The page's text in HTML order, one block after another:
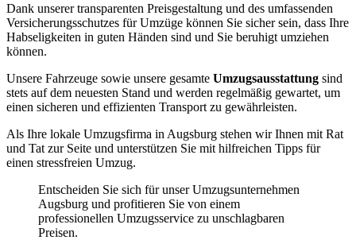
Dank unserer transparenten Preisgestaltung und des umfassenden
Versicherungsschutzes für Umzüge können Sie sicher sein, dass Ihre
Habseligkeiten in guten Händen sind und Sie beruhigt umziehen
können.
Unsere Fahrzeuge sowie unsere gesamte Umzugsausstattung sind
stets auf dem neuesten Stand und werden regelmäßig gewartet, um
einen sicheren und effizienten Transport zu gewährleisten.
Als Ihre lokale Umzugsfirma in Augsburg stehen wir Ihnen mit Rat
und Tat zur Seite und unterstützen Sie mit hilfreichen Tipps für
einen stressfreien Umzug.
Entscheiden Sie sich für unser Umzugsunternehmen
Augsburg und profitieren Sie von einem
professionellen Umzugsservice zu unschlagbaren
Preisen.